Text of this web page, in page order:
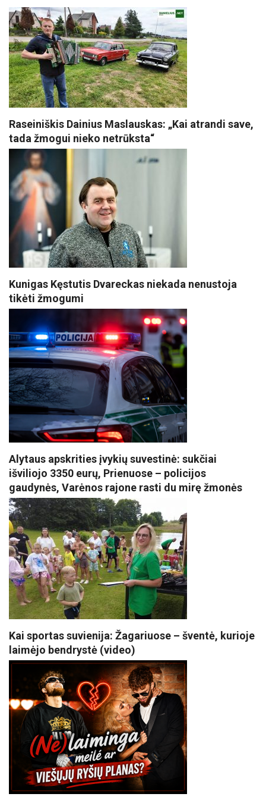
Raseiniškis Dainius Maslauskas: „Kai atrandi save,
tada žmogui nieko netrūksta“
Kunigas Kęstutis Dvareckas niekada nenustoja
tikėti žmogumi
Alytaus apskrities įvykių suvestinė: sukčiai
išviliojo 3350 eurų, Prienuose – policijos
gaudynės, Varėnos rajone rasti du mirę žmonės
Kai sportas suvienija: Žagariuose – šventė, kurioje
laimėjo bendrystė (video)